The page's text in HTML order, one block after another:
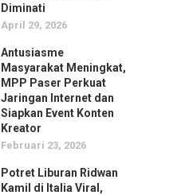
Diminati
April 29, 2026
Antusiasme
Masyarakat Meningkat,
MPP Paser Perkuat
Jaringan Internet dan
Siapkan Event Konten
Kreator
Februari 23, 2026
Potret Liburan Ridwan
Kamil di Italia Viral,